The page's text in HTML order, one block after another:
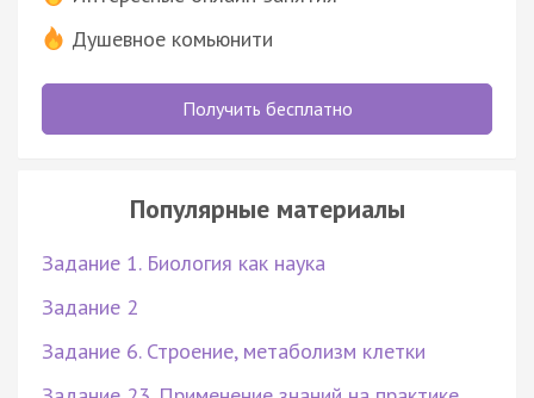
Душевное комьюнити
Получить бесплатно
Популярные материалы
Задание 1. Биология как наука
Задание 2
Задание 6. Строение, метаболизм клетки